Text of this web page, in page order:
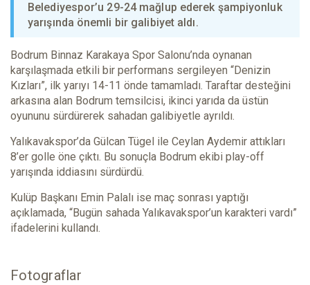
Belediyespor’u 29-24 mağlup ederek şampiyonluk
yarışında önemli bir galibiyet aldı.
Bodrum Binnaz Karakaya Spor Salonu’nda oynanan
karşılaşmada etkili bir performans sergileyen “Denizin
Kızları”, ilk yarıyı 14-11 önde tamamladı. Taraftar desteğini
arkasına alan Bodrum temsilcisi, ikinci yarıda da üstün
oyununu sürdürerek sahadan galibiyetle ayrıldı.
Yalıkavakspor’da Gülcan Tügel ile Ceylan Aydemir attıkları
8’er golle öne çıktı. Bu sonuçla Bodrum ekibi play-off
yarışında iddiasını sürdürdü.
Kulüp Başkanı Emin Palalı ise maç sonrası yaptığı
açıklamada, “Bugün sahada Yalıkavakspor’un karakteri vardı”
ifadelerini kullandı.
Fotograflar